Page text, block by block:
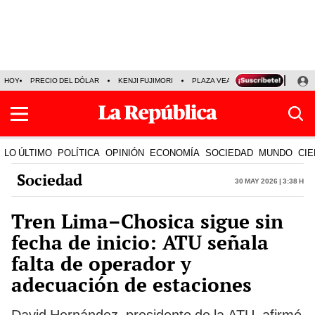
HOY PRECIO DEL DÓLAR KENJI FUJIMORI PLAZA VEA FERIADOS
LO ÚLTIMO POLÍTICA OPINIÓN ECONOMÍA SOCIEDAD MUNDO
Sociedad 30 May 2026 | 3:38 h
Tren Lima–Chosica sigue sin
fecha de inicio: ATU señala
falta de operador y
adecuación de estaciones